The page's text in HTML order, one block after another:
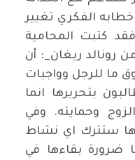
خطابه الفكري تغيير
فقد كتبت المحامية
رونالد ريغان_: أن
ما للرجل وواجبات
بتحريرها انما
وحمايته. وفي
ستترك اي نشاط
ضرورة بقاءها في